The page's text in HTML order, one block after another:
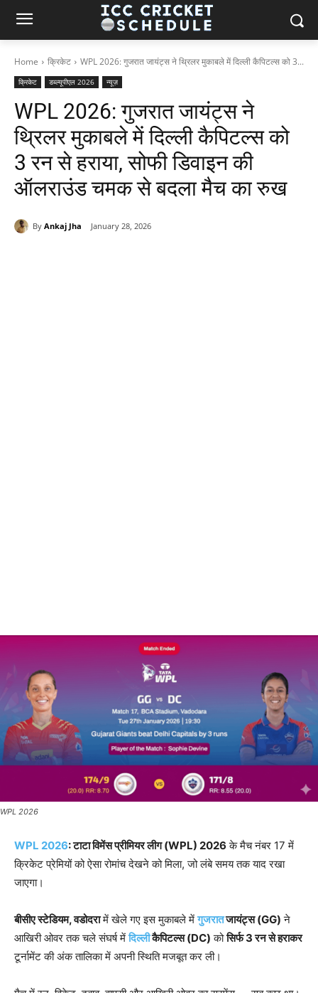
Home क्रिकेट WPL 2026: गुजरात जायंट्स ने थ्रिलर मुकाबले में दिल्ली कैपिटल्स को 3...
क्रिकेट डब्ल्यूपीएल 2026 न्यूज़
WPL 2026: गुजरात जायंट्स ने
थ्रिलर मुकाबले में दिल्ली कैपिटल्स को
3 रन से हराया, सोफी डिवाइन की
ऑलराउंड चमक से बदला मैच का रुख
By Ankaj Jha January 28, 2026
WPL 2026
WPL 2026: टाटा विमेंस प्रीमियर लीग (WPL) 2026 के मैच नंबर 17 में
क्रिकेट प्रेमियों को ऐसा रोमांच देखने को मिला, जो लंबे समय तक याद रखा
जाएगा।
बीसीए स्टेडियम, वडोदरामें खेले गए इस मुकाबले मेंगुजरातजायंट्स (GG) ने
आखिरी ओवर तक चले संघर्ष मेंदिल्लीकैपिटल्स (DC) कोसिर्फ 3 रन से हराकर
टूर्नामेंट की अंक तालिका में अपनी स्थिति मजबूत कर ली।